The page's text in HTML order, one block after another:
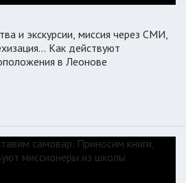
и экскурсии, миссия через СМИ,
Как действуют
в Леонове